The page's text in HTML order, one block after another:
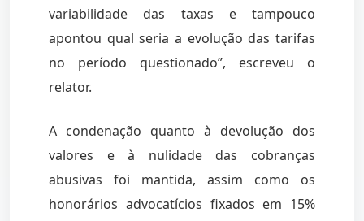
variabilidade das taxas e tampouco
apontou qual seria a evolução das tarifas
no período questionado”, escreveu o
relator.
A condenação quanto à devolução dos
valores e à nulidade das cobranças
abusivas foi mantida, assim como os
honorários advocatícios fixados em 15%